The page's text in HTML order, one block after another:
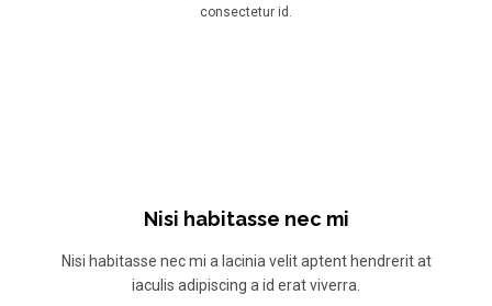
consectetur id.
Nisi habitasse nec mi
Nisi habitasse nec mi a lacinia velit aptent hendrerit at
iaculis adipiscing a id erat viverra.